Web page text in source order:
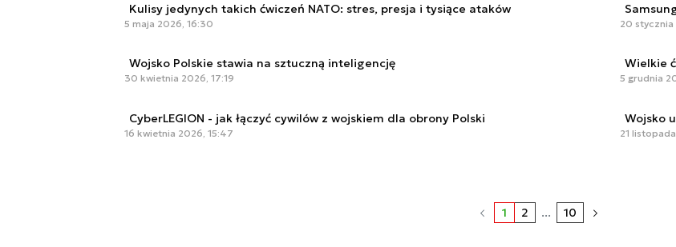
Kulisy jedynych takich ćwiczeń NATO: stres, presja i tysiące ataków
5 maja 2026, 16:30
Wojsko Polskie stawia na sztuczną inteligencję
30 kwietnia 2026, 17:19
CyberLEGION - jak łączyć cywilów z wojskiem dla obrony Polski
16 kwietnia 2026, 15:47
20 stycznia
Wielkie
5 grudnia
Wojsko
21
1 2 ... 10